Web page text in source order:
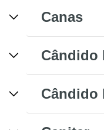
Canas
Cândido
Cândido